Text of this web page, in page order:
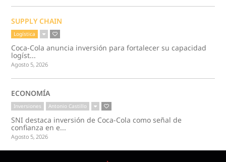
SUPPLY CHAIN
Logística
Coca-Cola anuncia inversión para fortalecer su capacidad
logíst...
Agosto 5, 2026
ECONOMÍA
Inversiones Antonio Castillo
SNI destaca inversión de Coca-Cola como señal de
confianza en e...
Agosto 5, 2026